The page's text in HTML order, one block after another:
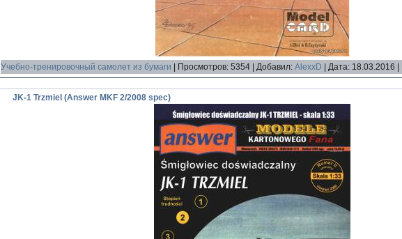
Учебно-тренировочный самолет из бумаги Просмотров: 5354 Добавил: AlexxD Дата: 18.03.2016
JK-1 Trzmiel (Answer MKF 2/2008 spec)